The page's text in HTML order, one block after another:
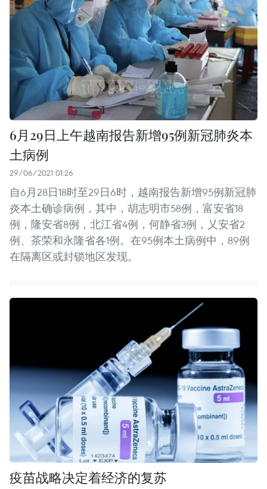
6月29日上午越南报告新增95例新冠肺炎本
土病例
29/06/2021 01:26
自6月28日18时至29日6时，越南报告新增95例新冠肺
炎本土确诊病例，其中，胡志明市58例，富安省18
例，隆安省8例，北江省4例，何静省3例，乂安省2
例、茶荣和永隆省各1例。在95例本土病例中，89例
在隔离区或封锁地区发现。
疫苗战略决定着经济的复苏